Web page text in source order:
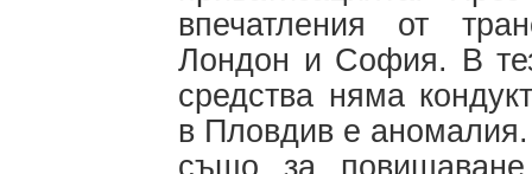
впечатления от
Лондон и София. В
средства няма
в Пловдив е